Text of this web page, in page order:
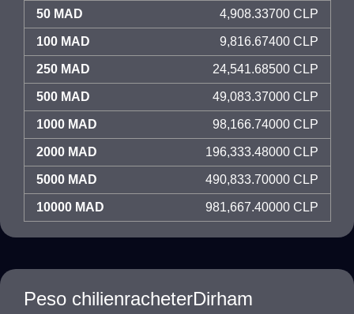
50 MAD 4,908.33700 CLP
100 MAD 9,816.67400 CLP
250 MAD 24,541.68500 CLP
500 MAD 49,083.37000 CLP
1000 MAD 98,166.74000 CLP
2000 MAD 196,333.48000 CLP
5000 MAD 490,833.70000 CLP
10000 MAD 981,667.40000 CLP
Peso chilienracheterDirham